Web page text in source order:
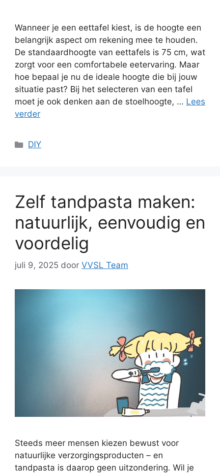
Wanneer je een eettafel kiest, is de hoogte een
belangrijk aspect om rekening mee te houden.
De standaardhoogte van eettafels is 75 cm, wat
zorgt voor een comfortabele eetervaring. Maar
hoe bepaal je nu de ideale hoogte die bij jouw
situatie past? Bij het selecteren van een tafel
moet je ook denken aan de stoelhoogte, … Lees
verder
Categorieën
DIY
Zelf tandpasta maken:
natuurlijk, eenvoudig en
voordelig
juli 9, 2025 door VVSL Team
Steeds meer mensen kiezen bewust voor
natuurlijke verzorgingsproducten – en
tandpasta is daarop geen uitzondering. Wil je